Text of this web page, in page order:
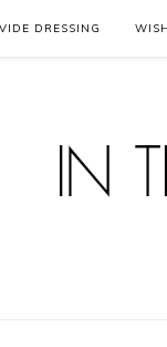
VIDE DRESSING